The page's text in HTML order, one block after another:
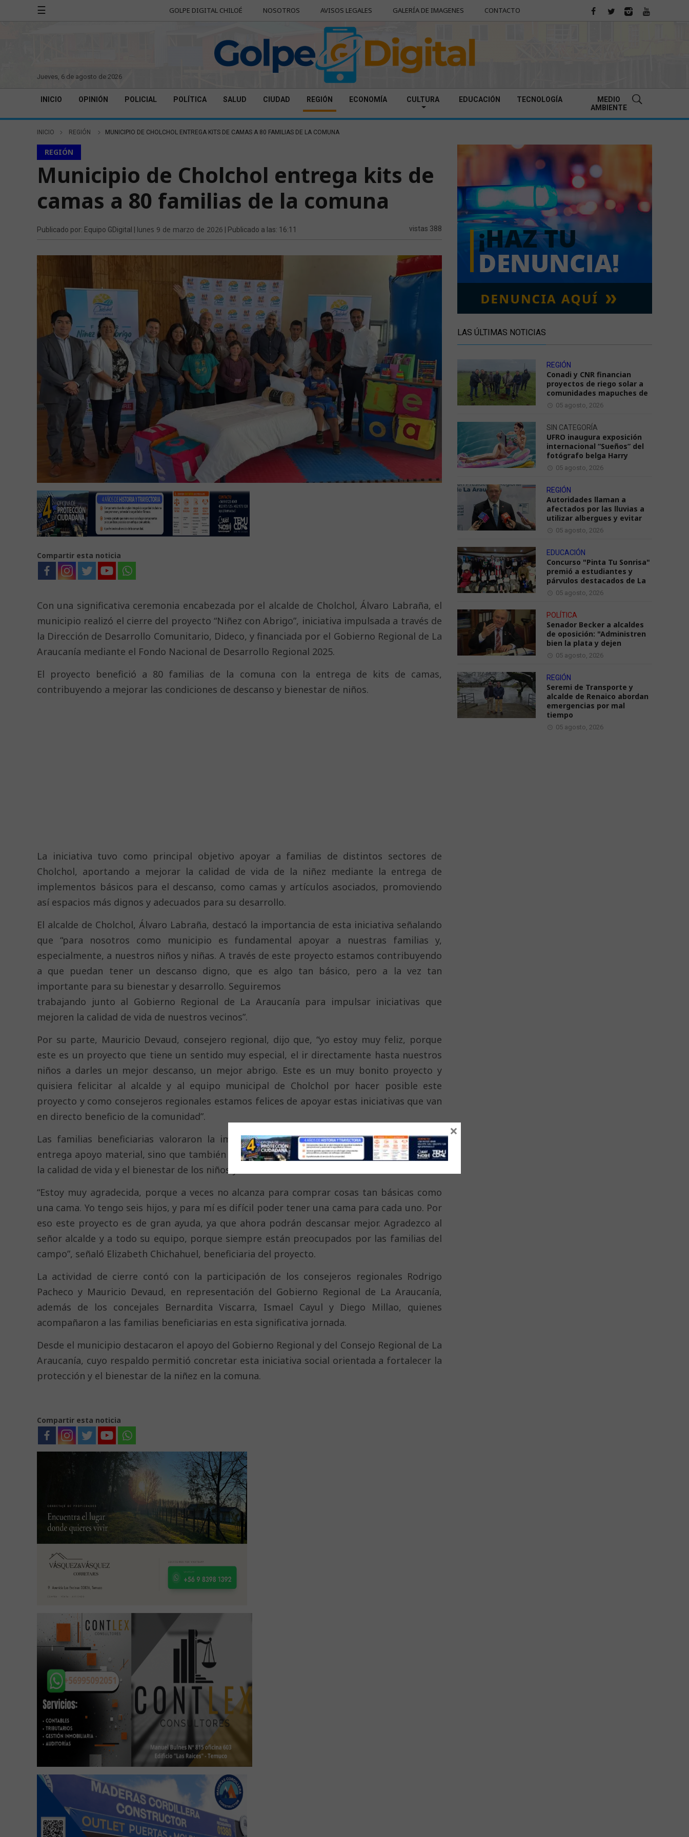
☰ GOLPE DIGITAL CHILOÉ NOSOTROS AVISOS LEGALES GALERÍA DE IMAGENES CONTACTO
jueves, 6 de agosto de 2026
INICIO OPINIÓN POLICIAL POLÍTICA SALUD CIUDAD REGIÓN ECONOMÍA CULTURA EDUCACIÓN TECNOLOGÍA
MEDIO
AMBIENTE
INICIO REGIÓN MUNICIPIO DE CHOLCHOL ENTREGA KITS DE CAMAS A 80 FAMILIAS DE LA COMUNA
REGIÓN
Municipio de Cholchol entrega kits de
camas a 80 familias de la comuna
Publicado por: Equipo GDigital | lunes 9 de marzo de 2026 | Publicado a las: 16:11 vistas 388
Compartir esta noticia
Con una significativa ceremonia encabezada por el alcalde de Cholchol, Álvaro Labraña, el
municipio realizó el cierre del proyecto “Niñez con Abrigo”, iniciativa impulsada a través de
la Dirección de Desarrollo Comunitario, Dideco, y financiada por el Gobierno Regional de La
Araucanía mediante el Fondo Nacional de Desarrollo Regional 2025.
El proyecto benefició a 80 familias de la comuna con la entrega de kits de camas,
contribuyendo a mejorar las condiciones de descanso y bienestar de niños.
La iniciativa tuvo como principal objetivo apoyar a familias de distintos sectores de
Cholchol, aportando a mejorar la calidad de vida de la niñez mediante la entrega de
implementos básicos para el descanso, como camas y artículos asociados, promoviendo
así espacios más dignos y adecuados para su desarrollo.
El alcalde de Cholchol, Álvaro Labraña, destacó la importancia de esta iniciativa señalando
que “para nosotros como municipio es fundamental apoyar a nuestras familias y,
especialmente, a nuestros niños y niñas. A través de este proyecto estamos contribuyendo
a que puedan tener un descanso digno, que es algo tan básico, pero a la vez tan
importante para su bienestar y desarrollo. Seguiremos
trabajando junto al Gobierno Regional de La Araucanía para impulsar iniciativas que
mejoren la calidad de vida de nuestros vecinos”.
Por su parte, Mauricio Devaud, consejero regional, dijo que, “yo estoy muy feliz, porque
este es un proyecto que tiene un sentido muy especial, el ir directamente hasta nuestros
niños a darles un mejor descanso, un mejor abrigo. Este es un muy bonito proyecto y
quisiera felicitar al alcalde y al equipo municipal de Cholchol por hacer posible este
proyecto y como consejeros regionales estamos felices de apoyar estas iniciativas que van
en directo beneficio de la comunidad”.
Las familias beneficiarias valoraron la implementación de este proyecto, que no solo
entrega apoyo material, sino que también representa un importante aporte para mejorar
la calidad de vida y el bienestar de los niños y niñas de Cholchol.
“Estoy muy agradecida, porque a veces no alcanza para comprar cosas tan básicas como
una cama. Yo tengo seis hijos, y para mí es difícil poder tener una cama para cada uno. Por
eso este proyecto es de gran ayuda, ya que ahora podrán descansar mejor. Agradezco al
señor alcalde y a todo su equipo, porque siempre están preocupados por las familias del
campo”, señaló Elizabeth Chichahuel, beneficiaria del proyecto.
La actividad de cierre contó con la participación de los consejeros regionales Rodrigo
Pacheco y Mauricio Devaud, en representación del Gobierno Regional de La Araucanía,
además de los concejales Bernardita Viscarra, Ismael Cayul y Diego Millao, quienes
acompañaron a las familias beneficiarias en esta significativa jornada.
Desde el municipio destacaron el apoyo del Gobierno Regional y del Consejo Regional de La
Araucanía, cuyo respaldo permitió concretar esta iniciativa social orientada a fortalecer la
protección y el bienestar de la niñez en la comuna.
Compartir esta noticia
LAS ÚLTIMAS NOTICIAS
REGIÓN
Conadi y CNR financian
proyectos de riego solar a
comunidades mapuches de
05 agosto, 2026
SIN CATEGORÍA
UFRO inaugura exposición
internacional “Sueños” del
fotógrafo belga Harry
05 agosto, 2026
REGIÓN
Autoridades llaman a
afectados por las lluvias a
utilizar albergues y evitar
05 agosto, 2026
EDUCACIÓN
Concurso "Pinta Tu Sonrisa"
premió a estudiantes y
párvulos destacados de La
05 agosto, 2026
POLÍTICA
Senador Becker a alcaldes
de oposición: "Administren
bien la plata y dejen
05 agosto, 2026
REGIÓN
Seremi de Transporte y
alcalde de Renaico abordan
emergencias por mal
tiempo
05 agosto, 2026
×